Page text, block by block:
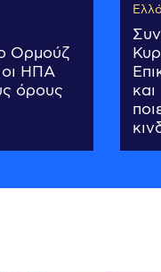
Ορμούζ
οι ΗΠΑ
όρους